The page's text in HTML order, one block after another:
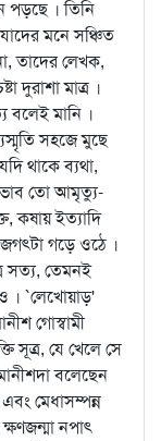
পড়ছে । তিনি
মনে সঞ্চিত
তাদের লেখক,
দুরাশা মাত্র ।
বলেই মানি ।
সহজে মুছে
থাকে ব্যথা,
তো আমৃত্যু-
কষায় ইত্যাদি
জগত্টা গড়ে ওঠে ।
সত্য, তেমনই
। `লেখোয়াড়'
গোস্বামী
সূত্র, যে খেলে সে
বলেছেন
মেধাসম্পন্ন
নপাৎ